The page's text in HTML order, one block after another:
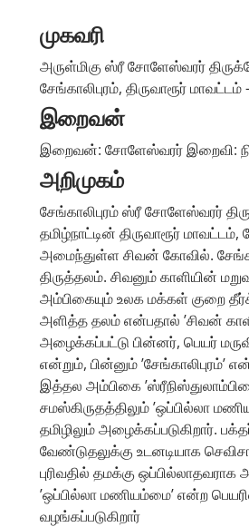
முகவரி
அருள்மிகு ஸ்ரீ சோளேஸ்வரர்
சேங்காலிபுரம், திருவாரூர்
இறைவன்
இறைவன்: சோளேஸ்வரர் இறைவி:
அறிமுகம்
சேங்காலிபுரம் ஸ்ரீ சோளேஸ்வரர்
தமிழ்நாட்டின் திருவாரூர் மாவட்டம்,
அமைந்துள்ள சிவன் கோவில்.
திருத்தலம். சிவனும் காளியின்
அம்பிகையும் உலக மக்கள் குறை
அளித்த தலம் என்பதால் ’சிவன்
அழைக்கப்பட்டு பின்னர், பெயர் மருவி
என்றும், பின்னும் ’சேங்காலிபுரம்’
இத்தல அம்பிகை
சமஸ்கிருதத்திலும் ’ஒப்பில்லா
தமிழிலும் அழைக்கப்படுகிறார்.
வேண்டுதலுக்கு உடனடியாக
புரிவதில் தமக்கு
’ஒப்பில்லா மணியம்மை’ என்ற
வழங்கப்படுகிறார்